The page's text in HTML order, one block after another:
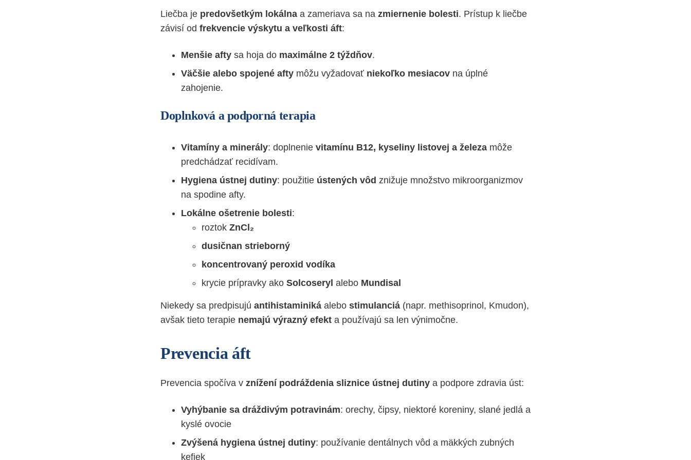
Liečba je predovšetkým lokálna a zameriava sa na zmiernenie bolesti. Prístup k liečbe
závisí od frekvencie výskytu a veľkosti áft:
Menšie afty sa hoja do maximálne 2 týždňov.
Väčšie alebo spojené afty môžu vyžadovať niekoľko mesiacov na úplné
zahojenie.
Doplnková a podporná terapia
Vitamíny a minerály: doplnenie vitamínu B12, kyseliny listovej a železa môže
predchádzať recidívam.
Hygiena ústnej dutiny: použitie ústených vôd znižuje množstvo mikroorganizmov
na spodine afty.
Lokálne ošetrenie bolesti:
roztok ZnCl₂
dusičnan strieborný
koncentrovaný peroxid vodíka
krycie prípravky ako Solcoseryl alebo Mundisal
Niekedy sa predpisujú antihistaminiká alebo stimulanciá (napr. methisoprinol, Kmudon),
avšak tieto terapie nemajú výrazný efekt a používajú sa len výnimočne.
Prevencia áft
Prevencia spočíva v znížení podráždenia sliznice ústnej dutiny a podpore zdravia úst:
Vyhýbanie sa dráždivým potravinám: orechy, čipsy, niektoré koreniny, slané jedlá a
kyslé ovocie
Zvýšená hygiena ústnej dutiny: používanie dentálnych vôd a mäkkých zubných
kefiek